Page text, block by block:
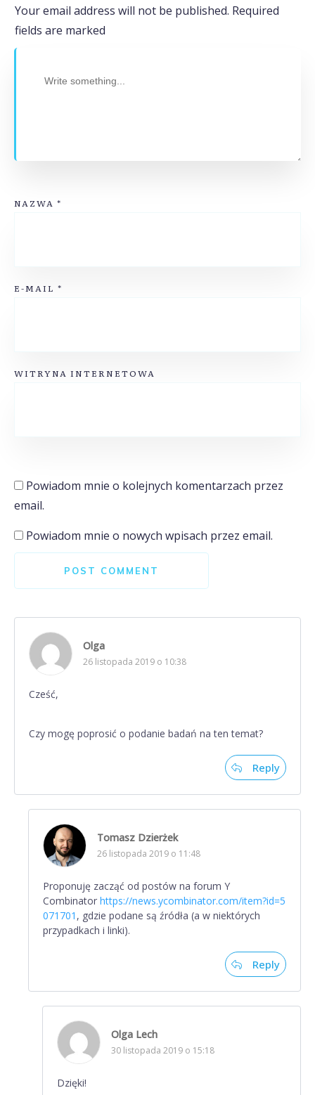
Your email address will not be published. Required
fields are marked
NAZWA *
E-MAIL *
WITRYNA INTERNETOWA
Powiadom mnie o kolejnych komentarzach przez
email.
Powiadom mnie o nowych wpisach przez email.
POST COMMENT
Olga
26 listopada 2019 o 10:38
Cześć,
Czy mogę poprosić o podanie badań na ten temat?
Reply
Tomasz Dzierżek
26 listopada 2019 o 11:48
Proponuję zacząć od postów na forum Y
Combinator https://news.ycombinator.com/item?id=5
071701 , gdzie podane są źródła (a w niektórych
przypadkach i linki).
Reply
Olga Lech
30 listopada 2019 o 15:18
Dzięki!